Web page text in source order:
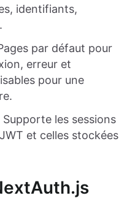
identifiants,
par défaut pour
erreur et
pour une
Supporte les sessions
et celles stockées